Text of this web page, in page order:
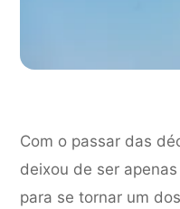
Com o passar das
deixou de ser
para se tornar um